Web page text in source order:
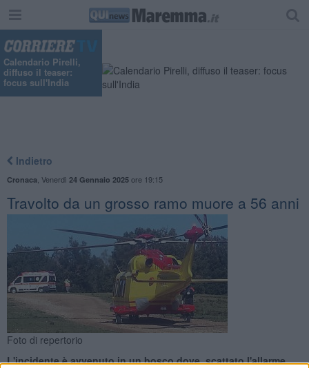
Calendario Pirelli,
diffuso il teaser:
focus sull'India
Indietro
Cronaca Venerdì 24 Gennaio 2025ore 19:15
Travolto da un grosso ramo muore a 56 anni
Foto di repertorio
L'incidente è avvenuto in un bosco dove, scattato l'allarme,